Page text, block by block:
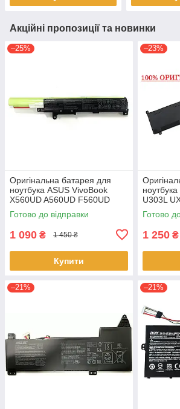
Акційні пропозиції та новинки
–25%
Оригінальна батарея для
ноутбука ASUS VivoBook
X560UD A560UD F560UD
K560UD R562UD - A31N1730
Готово до відправки
1 090 ₴ 1 450 ₴
Купити
–23%
U303L
(+11.31
Готово
1 250 ₴
–21% –21%